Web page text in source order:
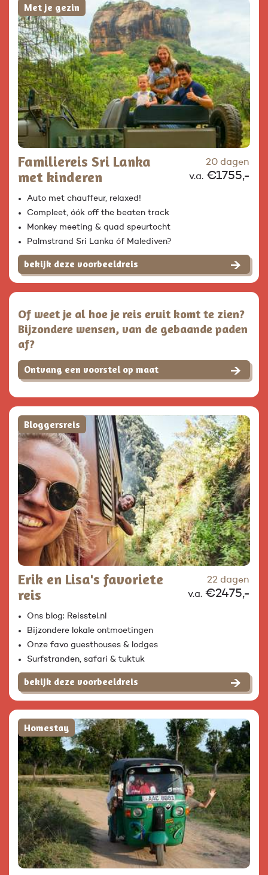
Met je gezin
Familiereis Sri Lanka
met kinderen
20 dagen
v.a. €1755,-
Auto met chauffeur, relaxed!
Compleet, óók off the beaten track
Monkey meeting & quad speurtocht
Palmstrand Sri Lanka óf Malediven?
bekijk deze voorbeeldreis
Of weet je al hoe je reis eruit komt te zien?
Bijzondere wensen, van de gebaande paden
af?
Ontvang een voorstel op maat
Bloggersreis
Erik en Lisa's favoriete
reis
22 dagen
v.a. €2475,-
Ons blog: Reisstel.nl
Bijzondere lokale ontmoetingen
Onze favo guesthouses & lodges
Surfstranden, safari & tuktuk
bekijk deze voorbeeldreis
Homestay